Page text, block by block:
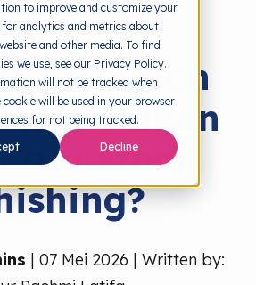
to improve and customize your
for analytics and metrics about
and other media. To find
we use, see our Privacy Policy.
will not be tracked when
will be used in your browser
for not being tracked.
Decline
Solusi
Kerugian
Email
| 07 Mei 2026 | Written by: